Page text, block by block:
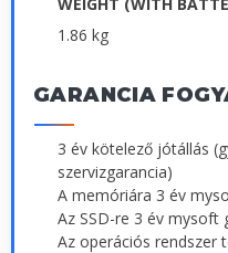
WEIGHT (WITH
1.86 kg
GARANCIA
3 év kötelező jótállás
szervizgarancia)
A memóriára 3 év
Az SSD-re 3 év mysoft
Az operációs rendszer